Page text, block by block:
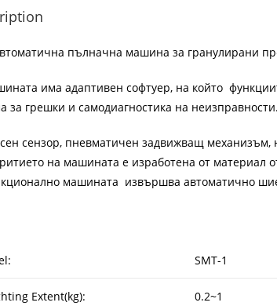
пълначна машина за гранулирани
има адаптивен софтуер, на който
за грешки и самодиагностика на неизправности.
сензор, пневматичен задвижващ механизъм,
на машината е изработена от материал
машината извършва автоматично
SMT-1
Extent(kg): 0.2~1